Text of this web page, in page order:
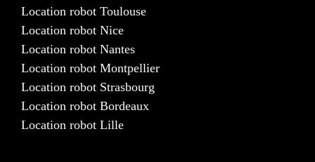
Location robot Toulouse
Location robot Nice
Location robot Nantes
Location robot Montpellier
Location robot Strasbourg
Location robot Bordeaux
Location robot Lille